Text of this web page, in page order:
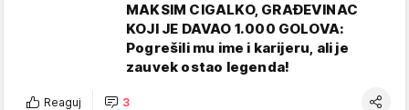
MAKSIM CIGALKO, GRAĐEVINAC
KOJI JE DAVAO 1.000 GOLOVA:
Pogrešili mu ime i karijeru, ali je
zauvek ostao legenda!
Reaguj 3